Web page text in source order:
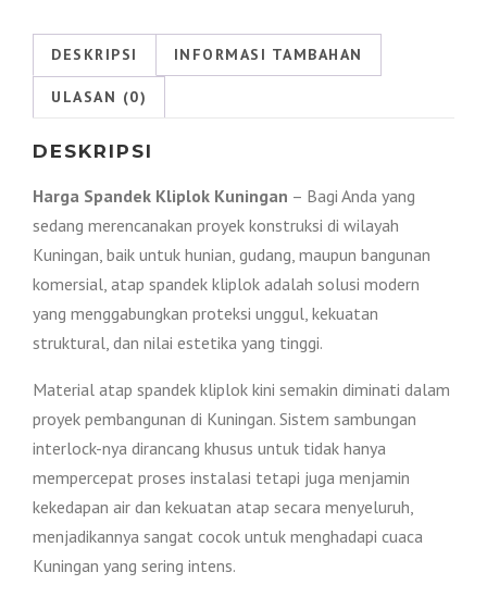
2026
DESKRIPSI INFORMASI TAMBAHAN
ULASAN (0)
DESKRIPSI
Harga Spandek Kliplok Kuningan – Bagi Anda yang
sedang merencanakan proyek konstruksi di wilayah
Kuningan, baik untuk hunian, gudang, maupun bangunan
komersial, atap spandek kliplok adalah solusi modern
yang menggabungkan proteksi unggul, kekuatan
struktural, dan nilai estetika yang tinggi.
Material atap spandek kliplok kini semakin diminati dalam
proyek pembangunan di Kuningan. Sistem sambungan
interlock-nya dirancang khusus untuk tidak hanya
mempercepat proses instalasi tetapi juga menjamin
kekedapan air dan kekuatan atap secara menyeluruh,
menjadikannya sangat cocok untuk menghadapi cuaca
Kuningan yang sering intens.